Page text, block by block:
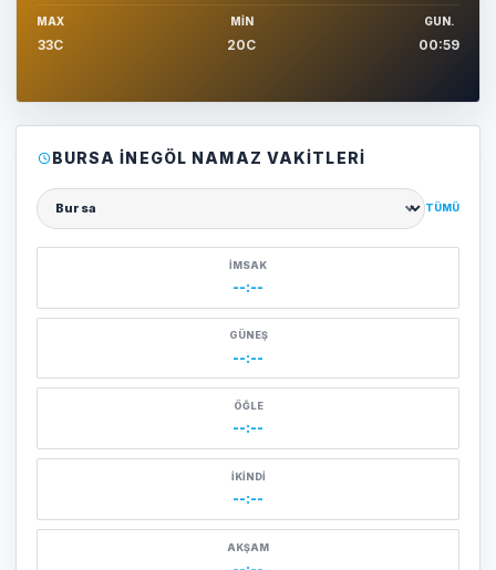
MAX
33C
MIN
20C
GUN.
00:59
BURSA İNEGÖL NAMAZ VAKITLERI
Şehir seçin
TÜMÜ
İMSAK
--:--
GÜNEŞ
--:--
ÖĞLE
--:--
İKINDI
--:--
AKŞAM